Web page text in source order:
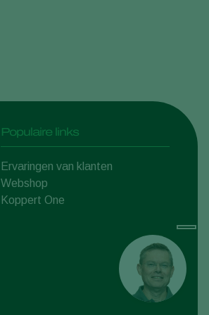
Populaire links
Ervaringen van klanten
Webshop
Koppert One